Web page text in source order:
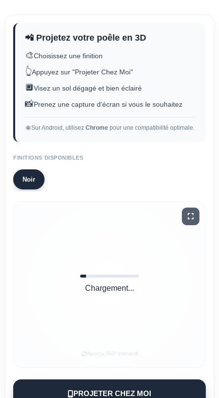
📲 Projetez votre poêle en 3D
🎨Choisissez une finition
👆Appuyez sur "Projeter Chez Moi"
🔲Visez un sol dégagé et bien éclairé
📸Prenez une capture d'écran si vous le souhaitez
🌐 Sur Android, utilisez Chrome pour une compatibilité optimale.
FINITIONS DISPONIBLES
Noir
Chargement...
Aperçu 360° interactif
PROJETER CHEZ MOI